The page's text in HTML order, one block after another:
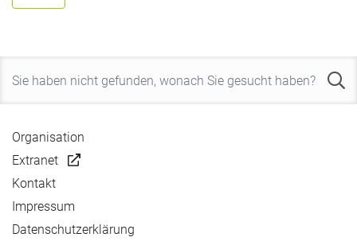
Organisation
Extranet
Kontakt
Impressum
Datenschutzerklärung